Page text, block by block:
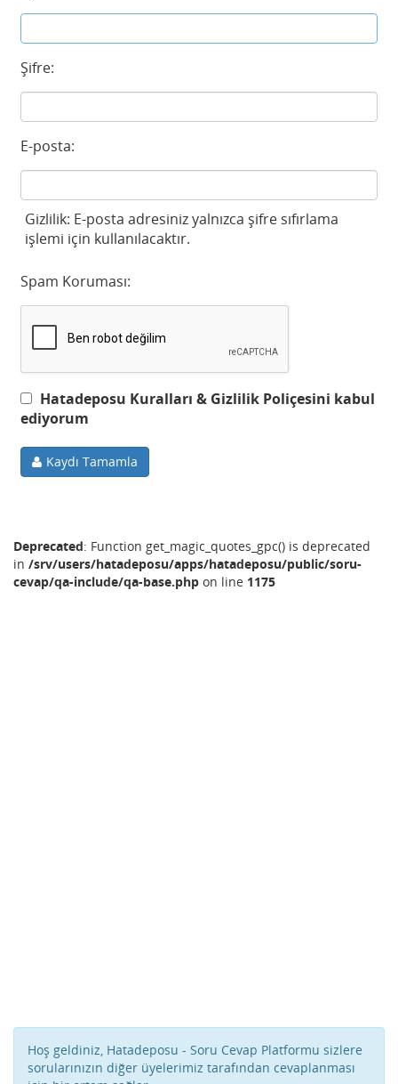
Şifre:
E-posta:
Gizlilik: E-posta adresiniz yalnızca şifre sıfırlama
işlemi için kullanılacaktır.
Spam Koruması:
Hatadeposu Kuralları & Gizlilik Poliçesini kabul
ediyorum
Kaydı Tamamla
Deprecated: Function get_magic_quotes_gpc() is deprecated
in /srv/users/hatadeposu/apps/hatadeposu/public/soru-
cevap/qa-include/qa-base.php on line 1175
Hoş geldiniz, Hatadeposu - Soru Cevap Platformu sizlere
sorularınızın diğer üyelerimiz tarafından cevaplanması